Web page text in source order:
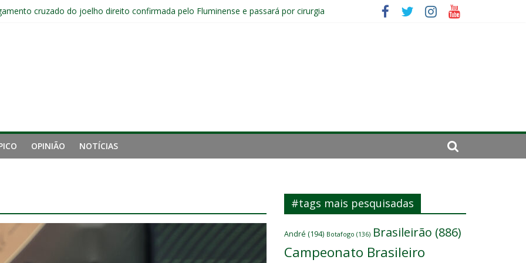
cruzado do joelho direito confirmada pelo Fluminense e passará por cirurgia
estreia no time principal do New York City
20 do Fluminense em duelo contra o Nova Iguaçu pelo Carioca
OPINIÃO NOTÍCIAS
#tags mais pesquisadas
André (194) Botafogo (136) Brasileirão (886)
Campeonato Brasileiro